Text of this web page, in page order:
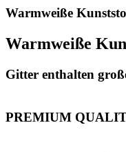
Warmweiße
Warmweiße
Gitter enthalten
PREMIUM